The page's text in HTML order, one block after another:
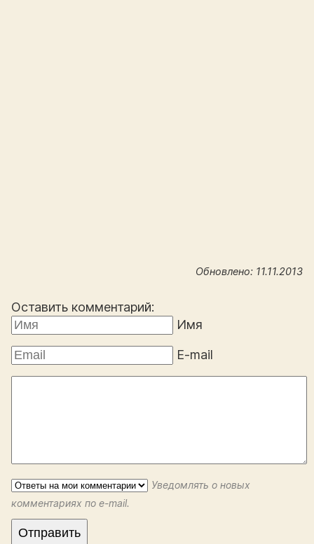
Обновлено: 11.11.2013
Оставить комментарий:
Имя
E-mail
Уведомлять о новых
комментариях по e-mail.